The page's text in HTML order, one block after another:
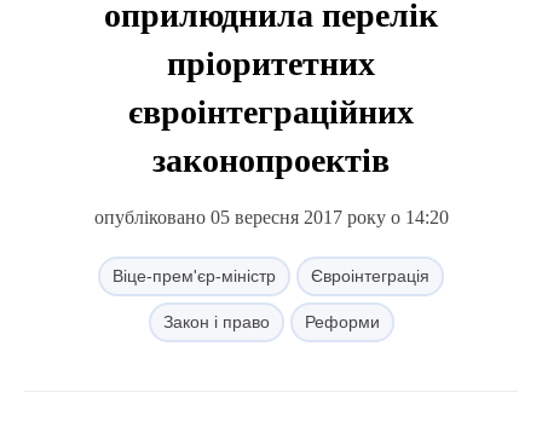
оприлюднила перелік
пріоритетних
євроінтеграційних
законопроектів
опубліковано 05 вересня 2017 року о 14:20
Віце-прем'єр-міністр Євроінтеграція
Закон і право Реформи